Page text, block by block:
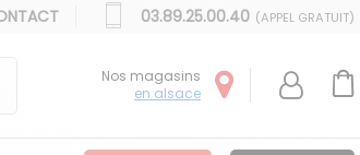
03.89.25.00.40 (APPEL GRATUIT)
Nos magasins
en alsace